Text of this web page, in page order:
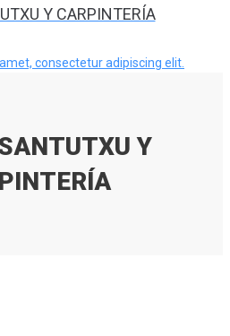
Y CARPINTERÍA
consectetur adipiscing elit.
Y